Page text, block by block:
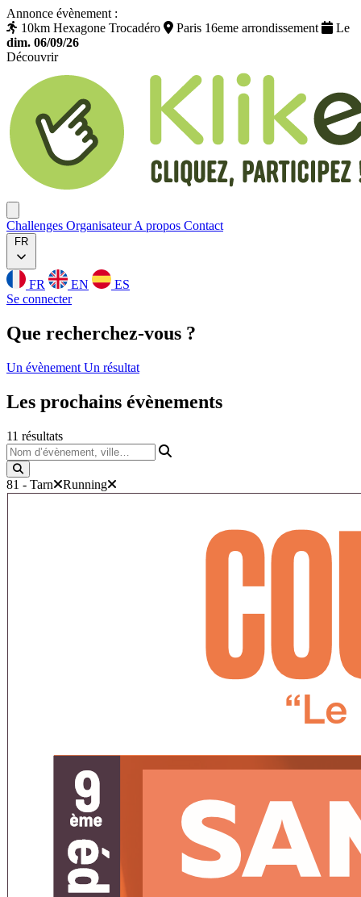
Annonce évènement :
10km Hexagone Trocadéro
Paris 16eme arrondissement
Le
dim. 06/09/26
Découvrir
Challenges OrganisateurA propos Contact
FR
FR EN
ES
Se connecter
Que recherchez-vous ?
Un évènement Un résultat
Les prochains évènements
11 résultats
Nom d’évènement, ville…
81 - Tarn Running